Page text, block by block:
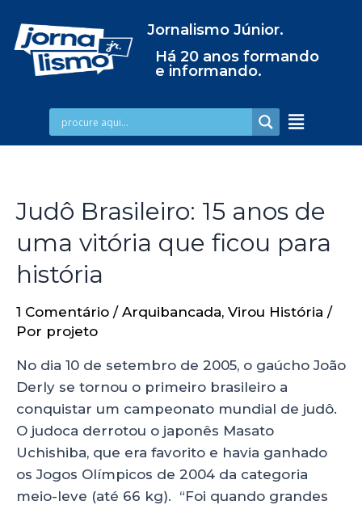
Jornalismo Júnior.
Há 20 anos formando
e informando.
Judô Brasileiro: 15 anos de
uma vitória que ficou para
história
1 Comentário / Arquibancada, Virou História /
Por projeto
No dia 10 de setembro de 2005, o gaúcho João
Derly se tornou o primeiro brasileiro a
conquistar um campeonato mundial de judô.
O judoca derrotou o japonês Masato
Uchishiba, que era favorito e havia ganhado
os Jogos Olímpicos de 2004 da categoria
meio-leve (até 66 kg). “Foi quando grandes